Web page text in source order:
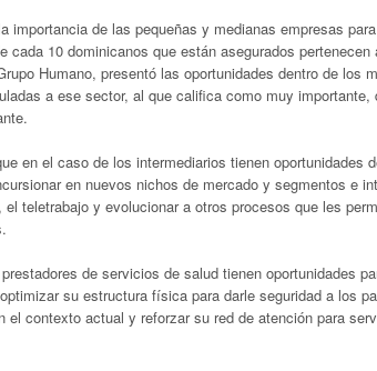
importancia de las pequeñas y medianas empresas
cada 10 dominicanos que están asegurados
Humano, presentó las oportunidades dentro de los
a ese sector, al que califica como muy
en el caso de los intermediarios tienen oportunidades
en nuevos nichos de mercado y segmentos e
el teletrabajo y evolucionar a otros procesos que les
de servicios de salud tienen oportunidades
su estructura física para darle seguridad a los
el contexto actual y reforzar su red de atención para